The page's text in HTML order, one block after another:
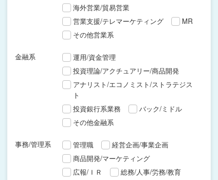
海外営業/貿易営業
営業支援/テレマーケティング
MR
その他営業系
金融系
運用/資金管理
投資理論/アクチュアリー/商品開発
アナリスト/エコノミスト/ストラテジス
ト
投資銀行系業務
バック/ミドル
その他金融系
事務/管理系 管理職
経営企画/事業企画
商品開発/マーケティング
広報/ＩＲ
総務/人事/労務/教育